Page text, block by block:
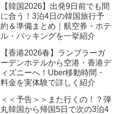
【韓国2026】出発9日前でも間
に合う！3泊4日の韓国旅行予
約＆準備まとめ｜航空券・ホテ
ル・パッキングを一挙紹介
【香港2026春】ランブラーガ
ーデンホテルから空港・香港デ
ィズニーへ！Uber移動時間・
料金を実体験で詳しく紹介
＜＜予告＞＞また行くの！？弾
丸韓国から帰国5日で次の3泊4